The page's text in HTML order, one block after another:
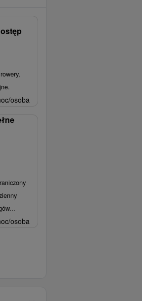
osoba
osoba